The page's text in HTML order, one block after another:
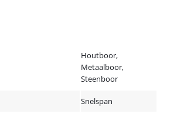
Houtboor,
Metaalboor,
Steenboor
Snelspan